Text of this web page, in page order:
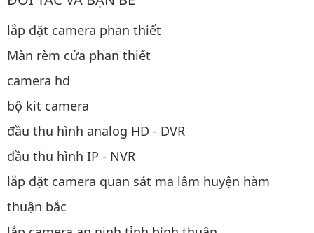
lắp đặt camera phan thiết
Màn rèm cửa phan thiết
camera hd
bộ kit camera
đầu thu hình analog HD - DVR
đầu thu hình IP - NVR
lắp đặt camera quan sát ma lâm huyện hàm
thuận bắc